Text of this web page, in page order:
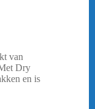
van
Dry
en is